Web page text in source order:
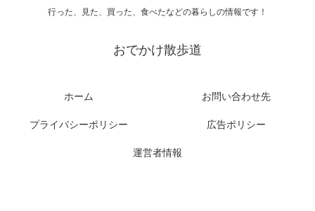
行った、見た、買った、食べたなどの暮らしの情報です！
おでかけ散歩道
ホーム お問い合わせ先
プライバシーポリシー 広告ポリシー
運営者情報